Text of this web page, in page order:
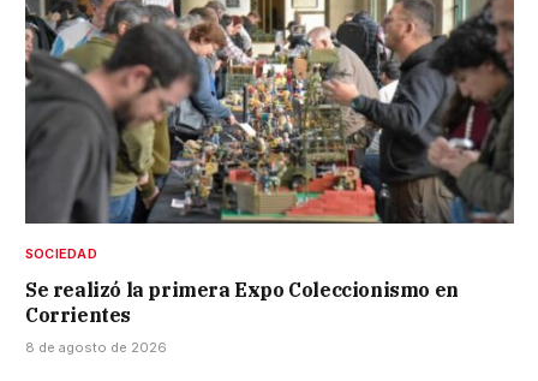
SOCIEDAD
Se realizó la primera Expo Coleccionismo en
Corrientes
8 de agosto de 2026